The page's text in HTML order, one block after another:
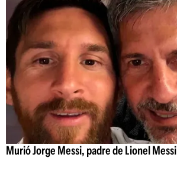
Murió Jorge Messi, padre de Lionel Messi